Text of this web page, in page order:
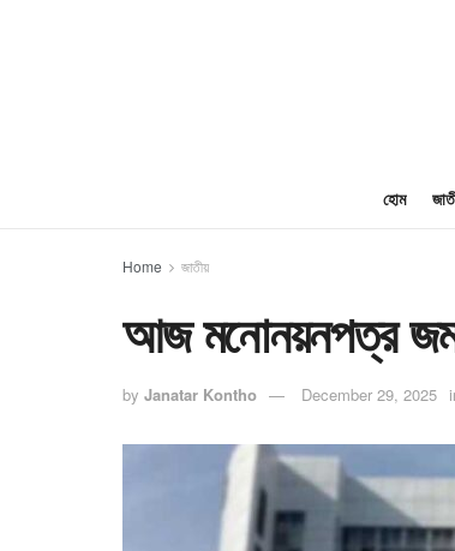
হোম
Home জাতীয়
আজ মনোনয়নপত্র
by Janatar Kontho December 29, 2025